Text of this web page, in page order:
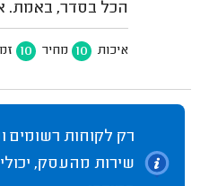
הכל בסדר, באמת.
איכות 10 מחיר 10
רק לקוחות רשומים
שירות מהעסק,